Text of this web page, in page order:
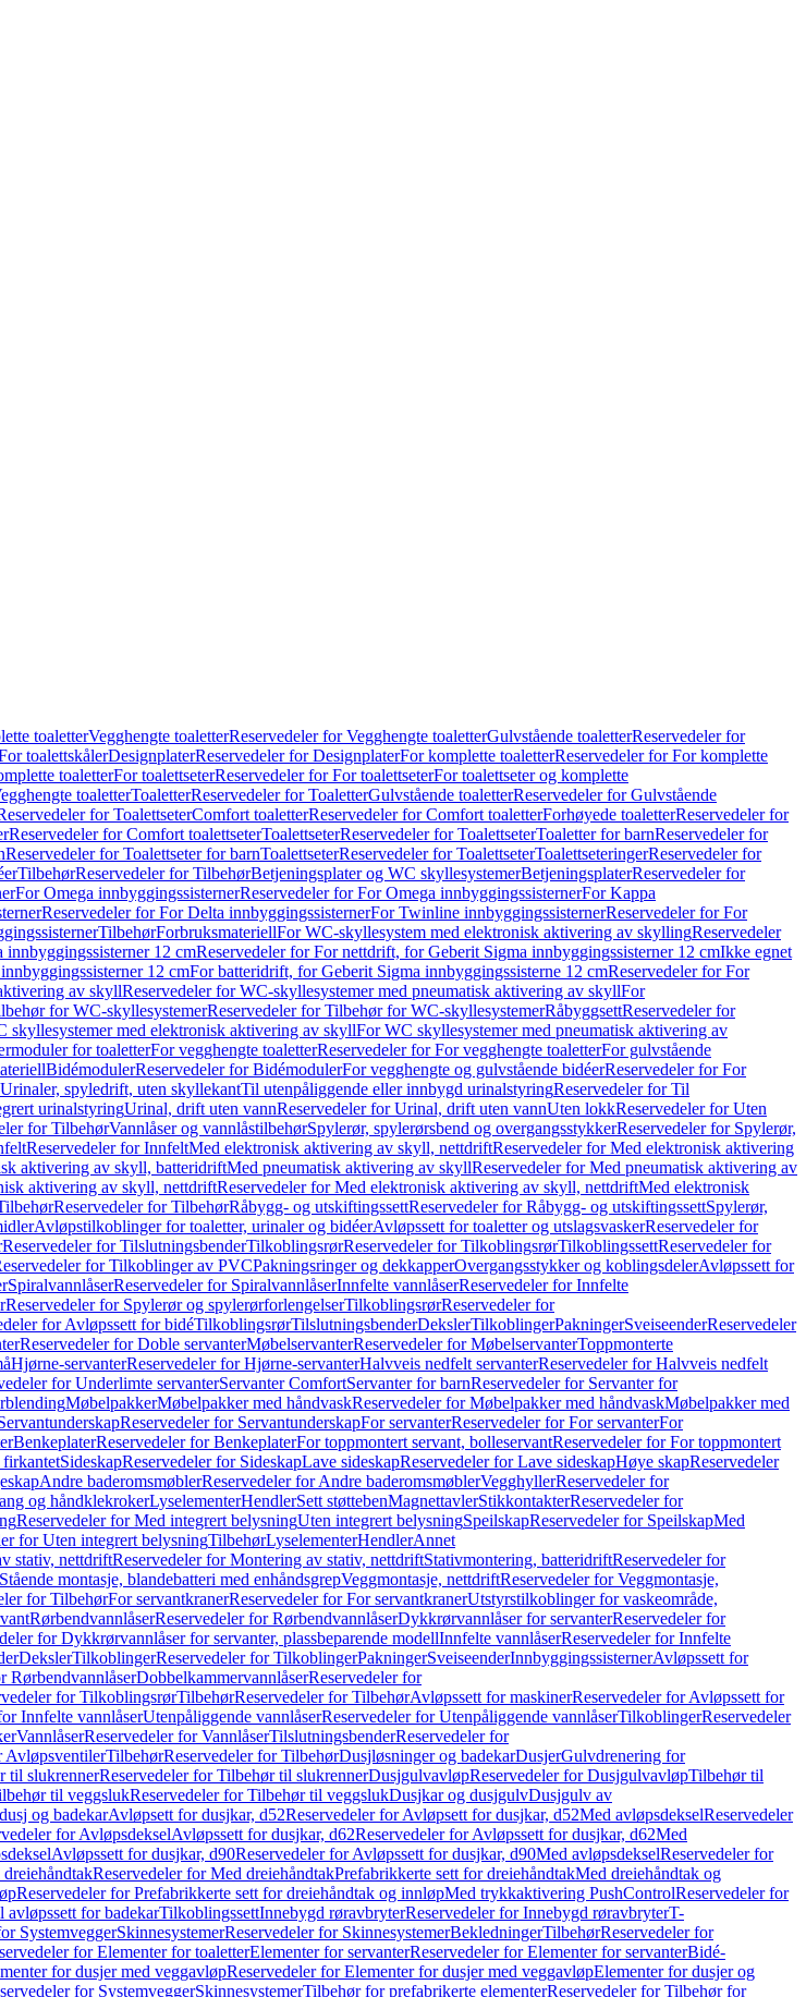
toaletterVegghengte toaletterReservedeler for Vegghengte toaletterGulvstående toaletterReservedeler for
toalettskålerDesignplaterReservedeler for DesignplaterFor komplette toaletterReservedeler for For komplette
toaletterFor toalettseterReservedeler for For toalettseterFor toalettseter og komplette
toaletterToaletterReservedeler for ToaletterGulvstående toaletterReservedeler for Gulvstående
for ToalettseterComfort toaletterReservedeler for Comfort toaletterForhøyede toaletterReservedeler for
Reservedeler for Comfort toalettseterToalettseterReservedeler for ToalettseterToaletter for barnReservedeler for
Reservedeler for Toalettseter for barnToalettseterReservedeler for ToalettseterToalettseteringerReservedeler for
TilbehørReservedeler for TilbehørBetjeningsplater og WC skyllesystemerBetjeningsplaterReservedeler for
For Omega innbyggingssisternerReservedeler for For Omega innbyggingssisternerFor Kappa
Reservedeler for For Delta innbyggingssisternerFor Twinline innbyggingssisternerReservedeler for For
TilbehørForbruksmateriellFor WC-skyllesystem med elektronisk aktivering av skyllingReservedeler
12 cmReservedeler for For nettdrift, for Geberit Sigma innbyggingssisterner 12 cmIkke egnet
12 cmFor batteridrift, for Geberit Sigma innbyggingssisterne 12 cmReservedeler for For
av skyllReservedeler for WC-skyllesystemer med pneumatisk aktivering av skyllFor
for WC-skyllesystemerReservedeler for Tilbehør for WC-skyllesystemerRåbyggsettReservedeler for
skyllesystemer med elektronisk aktivering av skyllFor WC skyllesystemer med pneumatisk aktivering av
for toaletterFor vegghengte toaletterReservedeler for For vegghengte toaletterFor gulvstående
BidémodulerReservedeler for BidémodulerFor vegghengte og gulvstående bidéerReservedeler for For
spyledrift, uten skyllekantTil utenpåliggende eller innbygd urinalstyringReservedeler for Til
urinalstyringUrinal, drift uten vannReservedeler for Urinal, drift uten vannUten lokkReservedeler for Uten
for TilbehørVannlåser og vannlåstilbehørSpylerør, spylerørsbend og overgangsstykkerReservedeler for Spylerør,
Reservedeler for InnfeltMed elektronisk aktivering av skyll, nettdriftReservedeler for Med elektronisk aktivering
aktivering av skyll, batteridriftMed pneumatisk aktivering av skyllReservedeler for Med pneumatisk aktivering av
aktivering av skyll, nettdriftReservedeler for Med elektronisk aktivering av skyll, nettdriftMed elektronisk
Reservedeler for TilbehørRåbygg- og utskiftingssettReservedeler for Råbygg- og utskiftingssettSpylerør,
Avløpstilkoblinger for toaletter, urinaler og bidéerAvløpssett for toaletter og utslagsvaskerReservedeler for
Reservedeler for TilslutningsbenderTilkoblingsrørReservedeler for TilkoblingsrørTilkoblingssettReservedeler for
for Tilkoblinger av PVCPakningsringer og dekkapperOvergangsstykker og koblingsdelerAvløpssett for
SpiralvannlåserReservedeler for SpiralvannlåserInnfelte vannlåserReservedeler for Innfelte
Reservedeler for Spylerør og spylerørforlengelserTilkoblingsrørReservedeler for
for Avløpssett for bidéTilkoblingsrørTilslutningsbenderDekslerTilkoblingerPakningerSveiseenderReservedeler
Reservedeler for Doble servanterMøbelservanterReservedeler for MøbelservanterToppmonterte
Hjørne-servanterReservedeler for Hjørne-servanterHalvveis nedfelt servanterReservedeler for Halvveis nedfelt
for Underlimte servanterServanter ComfortServanter for barnReservedeler for Servanter for
MøbelpakkerMøbelpakker med håndvaskReservedeler for Møbelpakker med håndvaskMøbelpakker med
Reservedeler for ServantunderskapFor servanterReservedeler for For servanterFor
BenkeplaterReservedeler for BenkeplaterFor toppmontert servant, bolleservantReservedeler for For toppmontert
firkantetSideskapReservedeler for SideskapLave sideskapReservedeler for Lave sideskapHøye skapReservedeler
Andre baderomsmøblerReservedeler for Andre baderomsmøblerVegghyllerReservedeler for
og håndklekrokerLyselementerHendlerSett støttebenMagnettavlerStikkontakterReservedeler for
Reservedeler for Med integrert belysningUten integrert belysningSpeilskapReservedeler for SpeilskapMed
for Uten integrert belysningTilbehørLyselementerHendlerAnnet
stativ, nettdriftReservedeler for Montering av stativ, nettdriftStativmontering, batteridriftReservedeler for
montasje, blandebatteri med enhåndsgrepVeggmontasje, nettdriftReservedeler for Veggmontasje,
for TilbehørFor servantkranerReservedeler for For servantkranerUtstyrstilkoblinger for vaskeområde,
RørbendvannlåserReservedeler for RørbendvannlåserDykkrørvannlåser for servanterReservedeler for
for Dykkrørvannlåser for servanter, plassbeparende modellInnfelte vannlåserReservedeler for Innfelte
DekslerTilkoblingerReservedeler for TilkoblingerPakningerSveiseenderInnbyggingssisternerAvløpssett for
RørbendvannlåserDobbelkammervannlåserReservedeler for
for TilkoblingsrørTilbehørReservedeler for TilbehørAvløpssett for maskinerReservedeler for Avløpssett for
Innfelte vannlåserUtenpåliggende vannlåserReservedeler for Utenpåliggende vannlåserTilkoblingerReservedeler
VannlåserReservedeler for VannlåserTilslutningsbenderReservedeler for
AvløpsventilerTilbehørReservedeler for TilbehørDusjløsninger og badekarDusjerGulvdrenering for
til slukrennerReservedeler for Tilbehør til slukrennerDusjgulvavløpReservedeler for DusjgulvavløpTilbehør til
til veggslukReservedeler for Tilbehør til veggslukDusjkar og dusjgulvDusjgulv av
og badekarAvløpsett for dusjkar, d52Reservedeler for Avløpsett for dusjkar, d52Med avløpsdekselReservedeler
for AvløpsdekselAvløpssett for dusjkar, d62Reservedeler for Avløpssett for dusjkar, d62Med
Avløpssett for dusjkar, d90Reservedeler for Avløpssett for dusjkar, d90Med avløpsdekselReservedeler for
Reservedeler for Med dreiehåndtakPrefabrikkerte sett for dreiehåndtakMed dreiehåndtak og
Reservedeler for Prefabrikkerte sett for dreiehåndtak og innløpMed trykkaktivering PushControlReservedeler for
for badekarTilkoblingssettInnebygd røravbryterReservedeler for Innebygd røravbryterT-
SystemveggerSkinnesystemerReservedeler for SkinnesystemerBekledningerTilbehørReservedeler for
for Elementer for toaletterElementer for servanterReservedeler for Elementer for servanterBidé-
for dusjer med veggavløpReservedeler for Elementer for dusjer med veggavløpElementer for dusjer og
for SystemveggerSkinnesystemerTilbehør for prefabrikerte elementerReservedeler for Tilbehør for